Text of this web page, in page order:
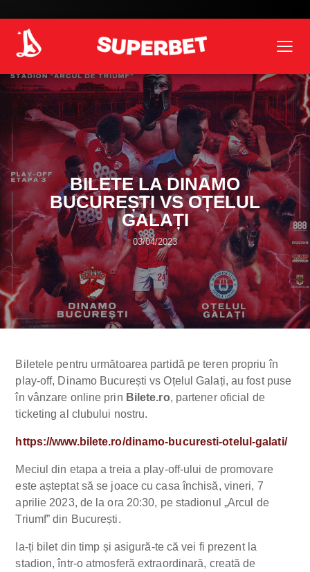
BILETE LA DINAMO
BUCUREȘTI VS OȚELUL
GALAȚI
03/04/2023
Biletele pentru următoarea partidă pe teren propriu în
play-off, Dinamo București vs Oțelul Galați, au fost puse
în vânzare online prin Bilete.ro, partener oficial de
ticketing al clubului nostru.
https://www.bilete.ro/dinamo-bucuresti-otelul-galati/
Meciul din etapa a treia a play-off-ului de promovare
este așteptat să se joace cu casa închisă, vineri, 7
aprilie 2023, de la ora 20:30, pe stadionul „Arcul de
Triumf” din București.
Ia-ți bilet din timp și asigură-te că vei fi prezent la
stadion, într-o atmosferă extraordinară, creată de